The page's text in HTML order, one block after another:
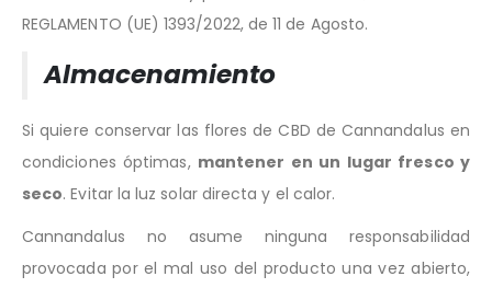
REGLAMENTO (UE) 1393/2022, de 11 de Agosto.
Almacenamiento
Si quiere conservar las flores de CBD de Cannandalus en
condiciones óptimas, mantener en un lugar fresco y
seco. Evitar la luz solar directa y el calor.
Cannandalus no asume ninguna responsabilidad
provocada por el mal uso del producto una vez abierto,